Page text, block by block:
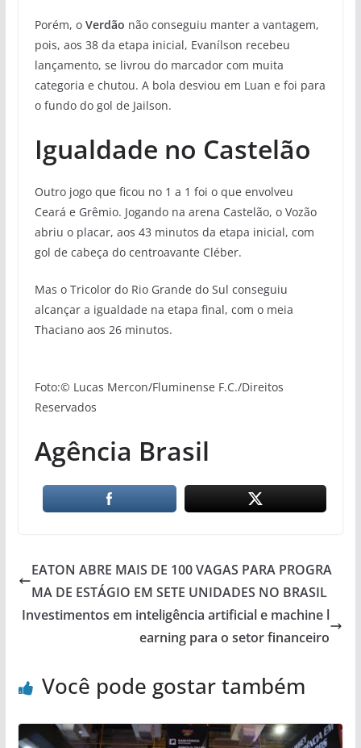
Porém, oVerdão não conseguiu manter a vantagem,
pois, aos 38 da etapa inicial, Evanílson recebeu
lançamento, se livrou do marcador com muita
categoria e chutou. A bola desviou em Luan e foi para
o fundo do gol de Jailson.
Igualdade no Castelão
Outro jogo que ficou no 1 a 1 foi o que envolveu
Ceará e Grêmio. Jogando na arena Castelão, o Vozão
abriu o placar, aos 43 minutos da etapa inicial, com
gol de cabeça do centroavante Cléber.
Mas o Tricolor do Rio Grande do Sul conseguiu
alcançar a igualdade na etapa final, com o meia
Thaciano aos 26 minutos.
Foto:© Lucas Mercon/Fluminense F.C./Direitos
Reservados
Agência Brasil
EATON ABRE MAIS DE 100 VAGAS PARA PROGRA
MA DE ESTÁGIO EM SETE UNIDADES NO BRASIL
Investimentos em inteligência artificial e machine l
earning para o setor financeiro
Você pode gostar também